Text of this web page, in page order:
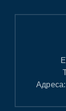
Адреса: